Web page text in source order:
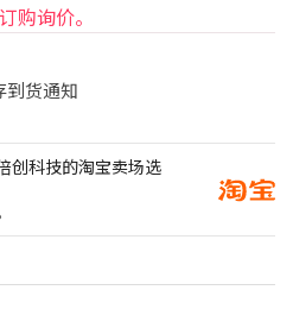
购询价。
到货通知
创科技的淘宝卖场选